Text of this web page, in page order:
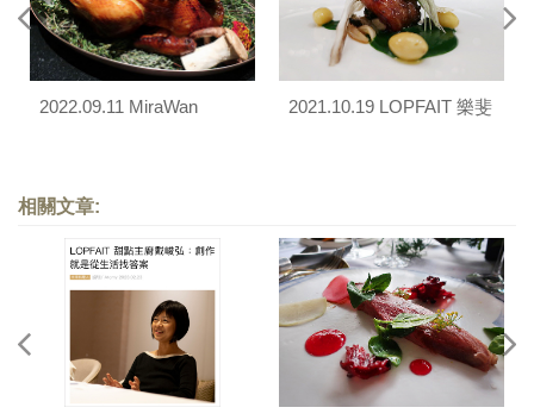
2022.09.11 MiraWan 2021.10.19 LOPFAIT 樂斐
相關文章: